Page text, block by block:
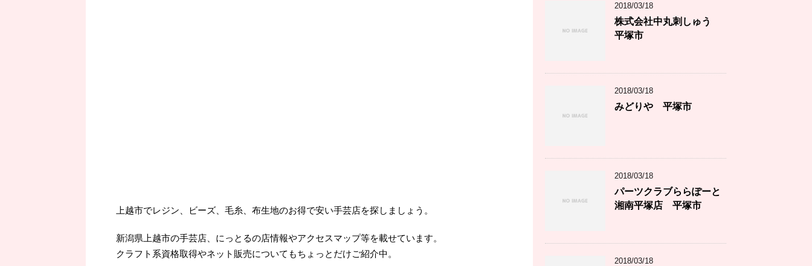
上越市でレジン、ビーズ、毛糸、布生地のお得で安い手芸店を探しましょう。
新潟県上越市の手芸店、にっとるの店情報やアクセスマップ等を載せています。
クラフト系資格取得やネット販売についてもちょっとだけご紹介中。
2018/03/18
株式会社中丸刺しゅう
平塚市
2018/03/18
みどりや 平塚市
2018/03/18
パーツクラブららぽーと
湘南平塚店 平塚市
2018/03/18